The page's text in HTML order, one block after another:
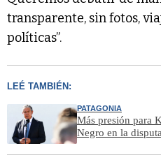
transparente, sin fotos,
políticas”.
LEÉ TAMBIÉN:
PATAGONIA
Más presión para
Negro en la